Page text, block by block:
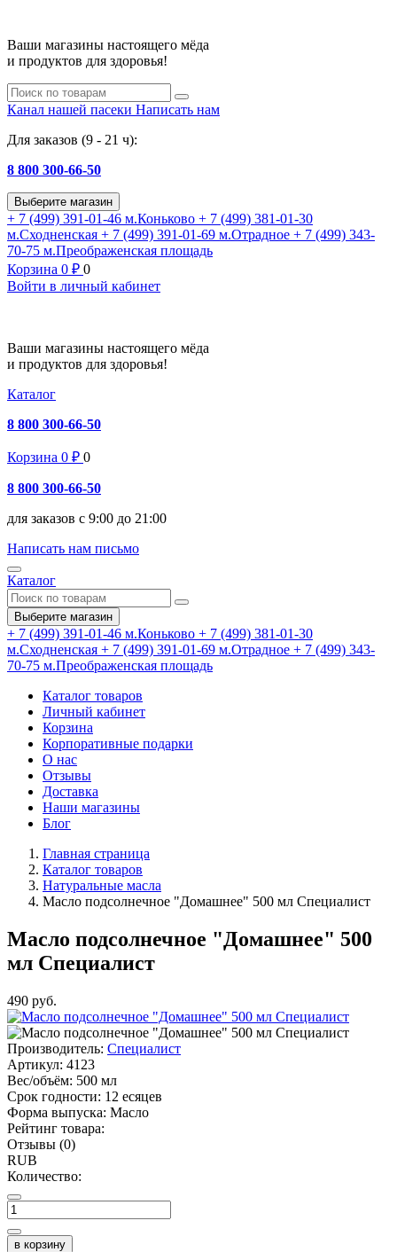
Ваши магазины настоящего мёда
и продуктов для здоровья!
Канал нашей пасеки Написать нам
Для заказов (9 - 21 ч):
8 800 300-66-50
Выберите магазин
+ 7 (499) 391-01-46 м.Коньково + 7 (499) 381-01-30
м.Сходненская + 7 (499) 391-01-69 м.Отрадное + 7 (499) 343-
70-75 м.Преображенская площадь
Корзина 0 ₽ 0
Войти в личный кабинет
Ваши магазины настоящего мёда
и продуктов для здоровья!
Каталог
8 800 300-66-50
Корзина 0 ₽ 0
8 800 300-66-50
для заказов с 9:00 до 21:00
Написать нам письмо
Каталог
Выберите магазин
+ 7 (499) 391-01-46 м.Коньково + 7 (499) 381-01-30
м.Сходненская + 7 (499) 391-01-69 м.Отрадное + 7 (499) 343-
70-75 м.Преображенская площадь
Каталог товаров
Личный кабинет
Корзина
Корпоративные подарки
О нас
Отзывы
Доставка
Наши магазины
Блог
Главная страница
Каталог товаров
Натуральные масла
Масло подсолнечное "Домашнее" 500 мл Специалист
Масло подсолнечное "Домашнее" 500
мл Специалист
490 руб.
Производитель: Специалист
Артикул: 4123
Вес/объём: 500 мл
Срок годности: 12 есяцев
Форма выпуска: Масло
Рейтинг товара:
Отзывы (0)
RUB
Количество:
в корзину